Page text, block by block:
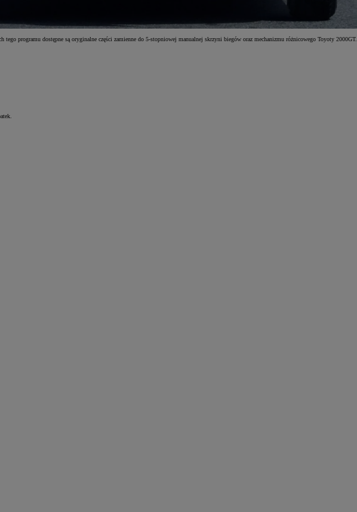
programu dostępne są oryginalne części zamienne do 5-stopniowej manualnej skrzyni biegów oraz mechanizmu różnicowego Toyoty 2000GT.